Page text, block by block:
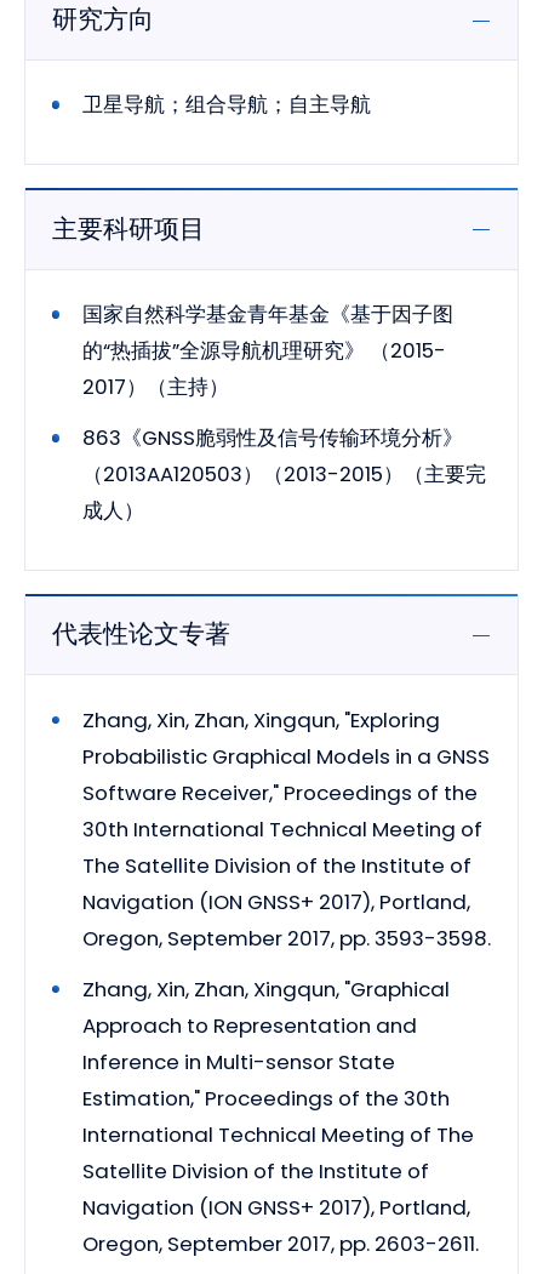
研究方向
卫星导航；组合导航；自主导航
主要科研项目
国家自然科学基金青年基金《基于因子图
的“热插拔”全源导航机理研究》 （2015-
2017）（主持）
863《GNSS脆弱性及信号传输环境分析》
（2013AA120503）（2013-2015）（主要完
成人）
代表性论文专著
Zhang, Xin, Zhan, Xingqun, "Exploring
Probabilistic Graphical Models in a GNSS
Software Receiver," Proceedings of the
30th International Technical Meeting of
The Satellite Division of the Institute of
Navigation (ION GNSS+ 2017), Portland,
Oregon, September 2017, pp. 3593-3598.
Zhang, Xin, Zhan, Xingqun, "Graphical
Approach to Representation and
Inference in Multi-sensor State
Estimation," Proceedings of the 30th
International Technical Meeting of The
Satellite Division of the Institute of
Navigation (ION GNSS+ 2017), Portland,
Oregon, September 2017, pp. 2603-2611.